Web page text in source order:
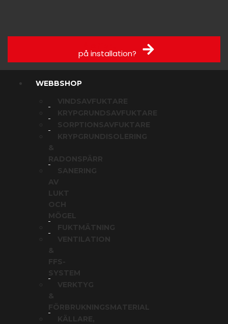
på installation?
WEBBSHOP
VINDSAVFUKTARE
KRYPGRUNDSAVFUKTARE
SORPTIONSAVFUKTARE
KRYPGRUNDISOLERING
&
RADONSPÄRR
SANERING
AV
LUKT
OCH
MÖGEL
FUKTMÄTNING
VENTILATION
&
SYSTEM
VERKTYG
&
FÖRBRUKNINGSMATERIAL
KÄLLARE,